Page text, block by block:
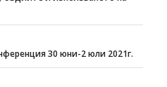
30 юни-2 юли 2021г.